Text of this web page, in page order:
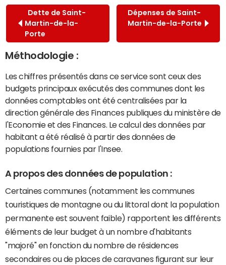
Dette de Saint-
Martin-de-la-
Porte
Dépenses de Saint-
Martin-de-la-Porte
Méthodologie :
Les chiffres présentés dans ce service sont ceux des
budgets principaux exécutés des communes dont les
données comptables ont été centralisées par la
direction générale des Finances publiques du ministère de
l'Economie et des Finances. Le calcul des données par
habitant a été réalisé à partir des données de
populations fournies par l'Insee.
A propos des données de population :
Certaines communes (notamment les communes
touristiques de montagne ou du littoral dont la population
permanente est souvent faible) rapportent les différents
éléments de leur budget à un nombre d'habitants
"majoré" en fonction du nombre de résidences
secondaires ou de places de caravanes figurant sur leur